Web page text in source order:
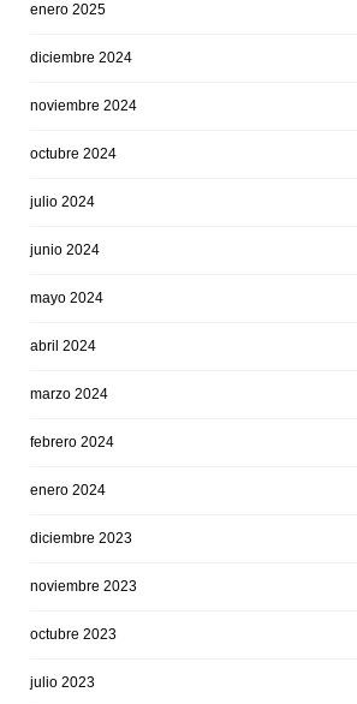
enero 2025
diciembre 2024
noviembre 2024
octubre 2024
julio 2024
junio 2024
mayo 2024
abril 2024
marzo 2024
febrero 2024
enero 2024
diciembre 2023
noviembre 2023
octubre 2023
julio 2023